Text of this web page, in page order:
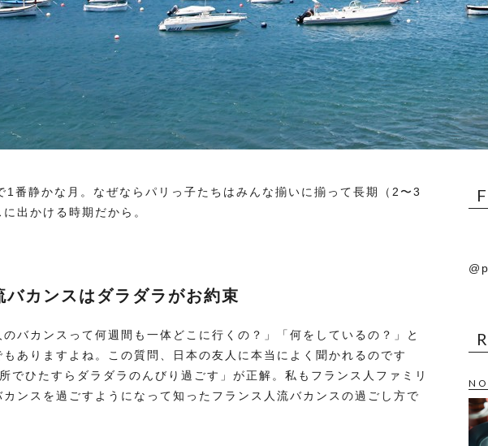
1番静かな月。なぜならパリっ子たちはみんな揃いに揃って長期（2〜3
出かける時期だから。
バカンスはダラダラがお約束
バカンスって何週間も一体どこに行くの？」「何をしているの？」と
ありますよね。この質問、日本の友人に本当によく聞かれるのです
でひたすらダラダラのんびり過ごす」が正解。私もフランス人ファミリ
カンスを過ごすようになって知ったフランス人流バカンスの過ごし方で